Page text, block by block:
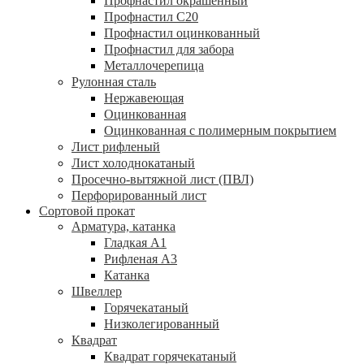
Профнастил С20
Профнастил оцинкованный
Профнастил для забора
Металлочерепица
Рулонная сталь
Нержавеющая
Оцинкованная
Оцинкованная с полимерным покрытием
Лист рифленый
Лист холоднокатаный
Просечно-вытяжной лист (ПВЛ)
Перфорированный лист
Сортовой прокат
Арматура, катанка
Гладкая А1
Рифленая А3
Катанка
Швеллер
Горячекатаный
Низколегированный
Квадрат
Квадрат горячекатаный